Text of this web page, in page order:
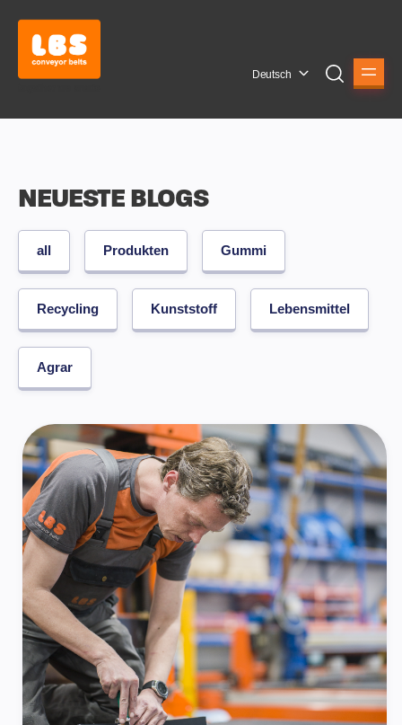
Deutsch
NEUESTE BLOGS
all Produkten Gummi
Recycling Kunststoff Lebensmittel
Agrar